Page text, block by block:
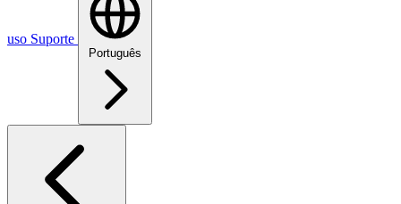
uso Suporte
Português